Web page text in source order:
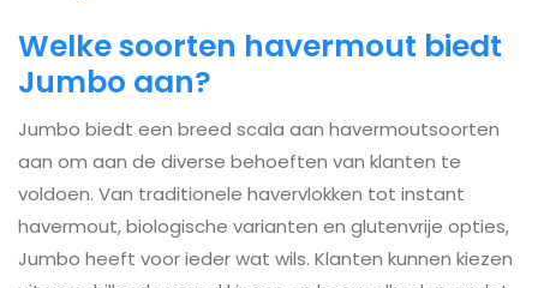
Welke soorten havermout biedt
Jumbo aan?
Jumbo biedt een breed scala aan havermoutsoorten
aan om aan de diverse behoeften van klanten te
voldoen. Van traditionele havervlokken tot instant
havermout, biologische varianten en glutenvrije opties,
Jumbo heeft voor ieder wat wils. Klanten kunnen kiezen